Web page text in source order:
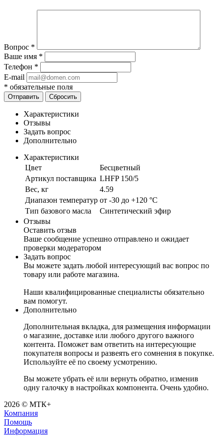
Вопрос *
Ваше имя *
Телефон *
E-mail
* обязательные поля
Отправить Сбросить
Характеристики
Отзывы
Задать вопрос
Дополнительно
Характеристики
Цвет
Бесцветный
Артикул поставщика LHFP 150/5
Вес, кг
4.59
Диапазон температур от -30 до +120 °C
Тип базового масла
Синтетический эфир
Отзывы
Оставить отзыв
Ваше сообщение успешно отправлено и ожидает
проверки модератором
Задать вопрос
Вы можете задать любой интересующий вас вопрос по
товару или работе магазина.
Наши квалифицированные специалисты обязательно
вам помогут.
Дополнительно
Дополнительная вкладка, для размещения информации
о магазине, доставке или любого другого важного
контента. Поможет вам ответить на интересующие
покупателя вопросы и развеять его сомнения в покупке.
Используйте её по своему усмотрению.
Вы можете убрать её или вернуть обратно, изменив
одну галочку в настройках компонента. Очень удобно.
2026 © МТК+
Компания
Помощь
Информация